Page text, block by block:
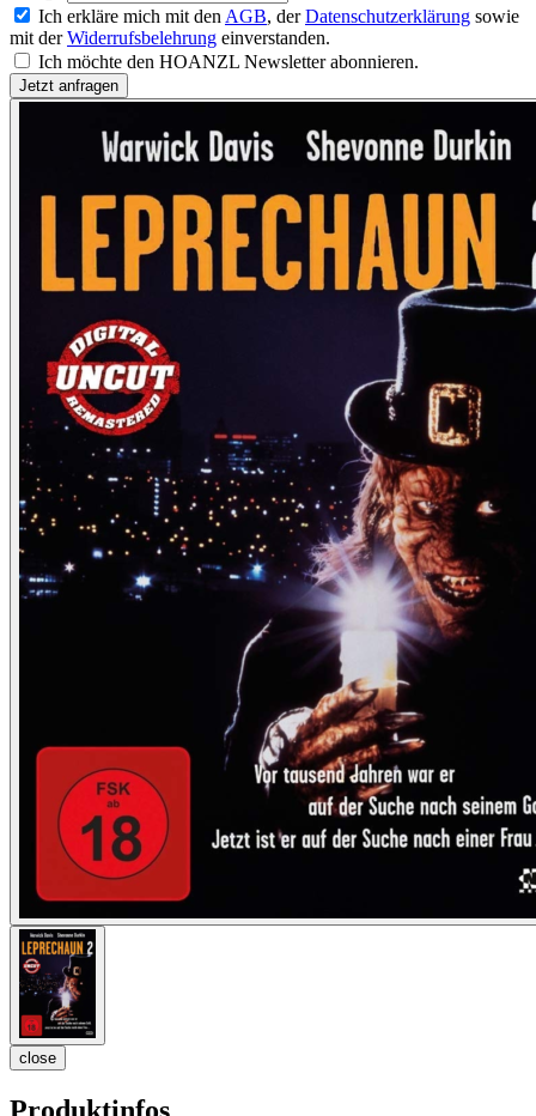
Ich erkläre mich mit den AGB, derDatenschutzerklärung sowie
mit derWiderrufsbelehrung einverstanden.
Ich möchte den HOANZL Newsletter abonnieren.
close